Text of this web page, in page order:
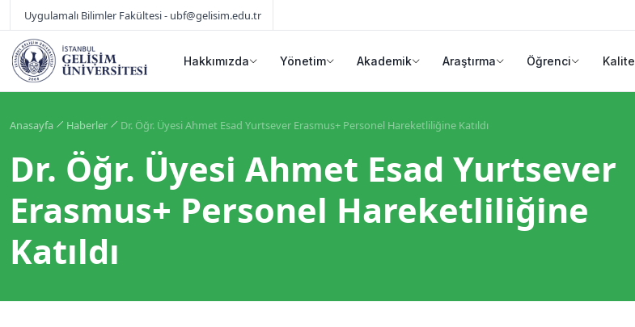
Uygulamalı Bilimler Fakültesi - ubf@gelisim.edu.tr
Hakkımızda Yönetim Akademik Araştırma Öğrenci Kalite
Anasayfa Haberler Dr. Öğr. Üyesi Ahmet Esad Yurtsever Erasmus+ Personel Hareketliliğine Katıldı
Dr. Öğr. Üyesi Ahmet Esad Yurtsever
Erasmus+ Personel Hareketliliğine
Katıldı